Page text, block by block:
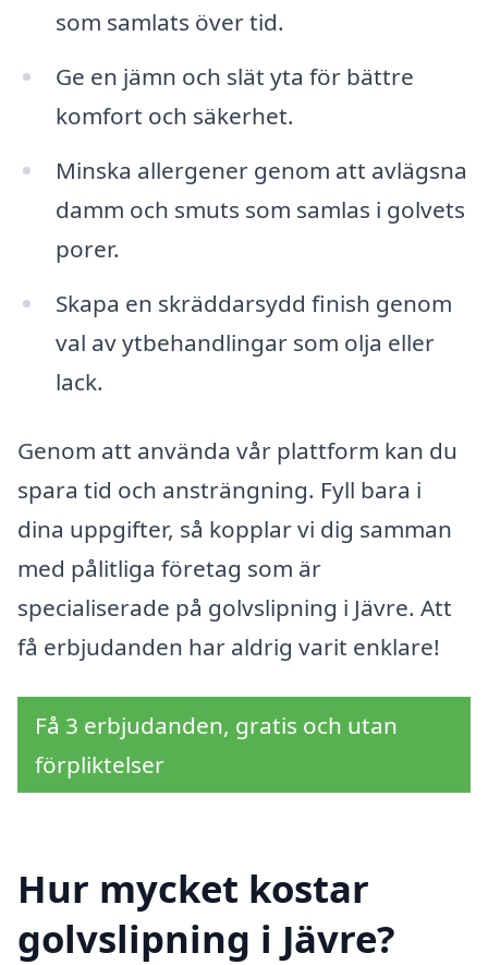
som samlats över tid.
Ge en jämn och slät yta för bättre
komfort och säkerhet.
Minska allergener genom att avlägsna
damm och smuts som samlas i golvets
porer.
Skapa en skräddarsydd finish genom
val av ytbehandlingar som olja eller
lack.
Genom att använda vår plattform kan du
spara tid och ansträngning. Fyll bara i
dina uppgifter, så kopplar vi dig samman
med pålitliga företag som är
specialiserade på golvslipning i Jävre. Att
få erbjudanden har aldrig varit enklare!
Få 3 erbjudanden, gratis och utan
förpliktelser
Hur mycket kostar
golvslipning i Jävre?